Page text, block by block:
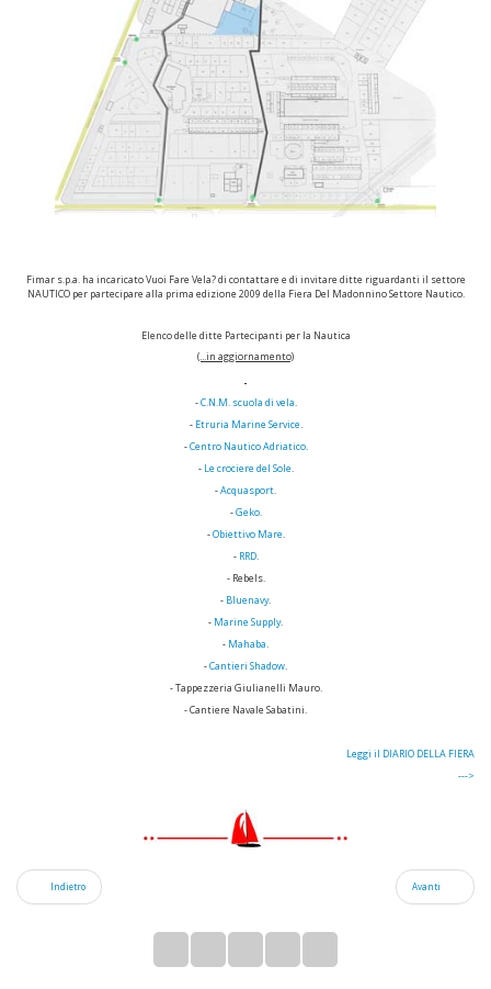
Fimar s.p.a. ha incaricato Vuoi Fare Vela? di contattare e di invitare ditte riguardanti il settore
NAUTICO per partecipare alla prima edizione 2009 della Fiera Del Madonnino Settore Nautico.
Elenco delle ditte Partecipanti per la Nautica
(...in aggiornamento)
-C.N.M. scuola di vela.
- Etruria Marine Service.
-Centro Nautico Adriatico.
- Le crociere del Sole.
-Acquasport.
-Geko.
-Obiettivo Mare.
- RRD.
- Rebels.
- Bluenavy.
- Marine Supply.
- Mahaba.
-Cantieri Shadow.
- Tappezzeria Giulianelli Mauro.
- Cantiere Navale Sabatini.
Leggi il DIARIO DELLA FIERA
--->
Indietro Avanti